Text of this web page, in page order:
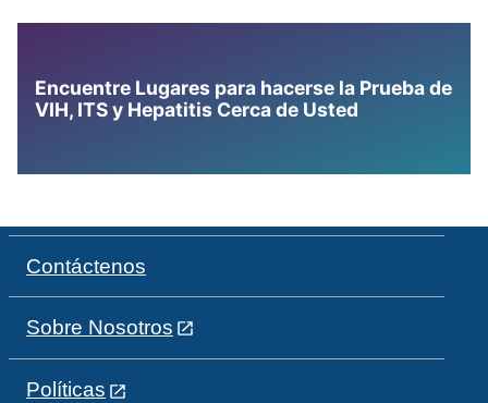
Encuentre Lugares para hacerse la Prueba de
VIH, ITS y Hepatitis Cerca de Usted
Contáctenos
Sobre Nosotros
Políticas